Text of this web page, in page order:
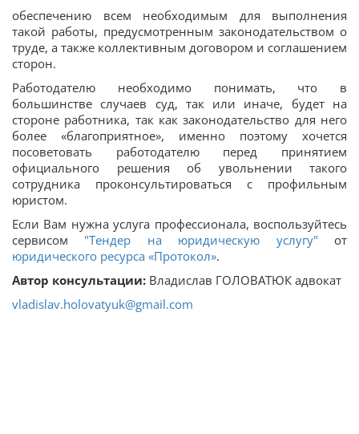
обеспечению всем необходимым для выполнения
такой работы, предусмотренным законодательством о
труде, а также коллективным договором и соглашением
сторон.
Работодателю необходимо понимать, что в
большинстве случаев суд, так или иначе, будет на
стороне работника, так как законодательство для него
более «благоприятное», именно поэтому хочется
посоветовать работодателю перед принятием
официального решения об увольнении такого
сотрудника проконсультироваться с профильным
юристом.
Если Вам нужна услуга профессионала, воспользуйтесь
сервисом "Тендер на юридическую услугу" от
юридического ресурса «Протокол».
Автор консультации: Владислав ГОЛОВАТЮК адвокат
vladislav.holovatyuk@gmail.com